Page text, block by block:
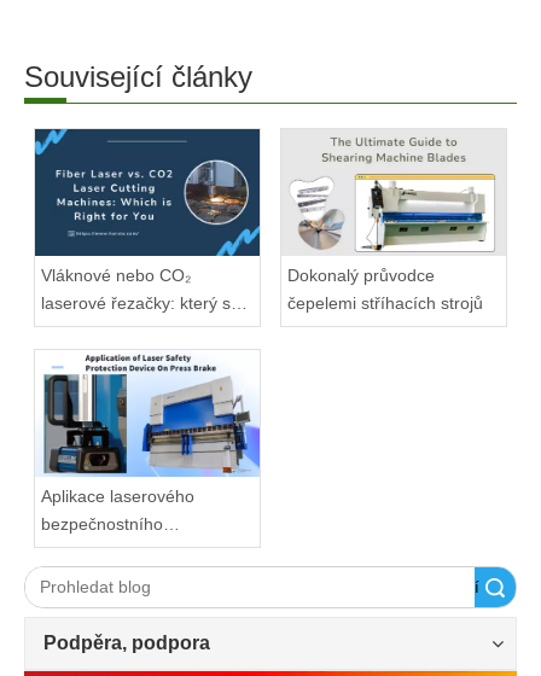
Související články
Vláknové nebo CO₂
laserové řezačky: který se
hodí?
Dokonalý průvodce
čepelemi stříhacích strojů
Aplikace laserového
bezpečnostního
ochranného zařízení na
ohraňovací lis
Vyhledávání
Podpěra, podpora